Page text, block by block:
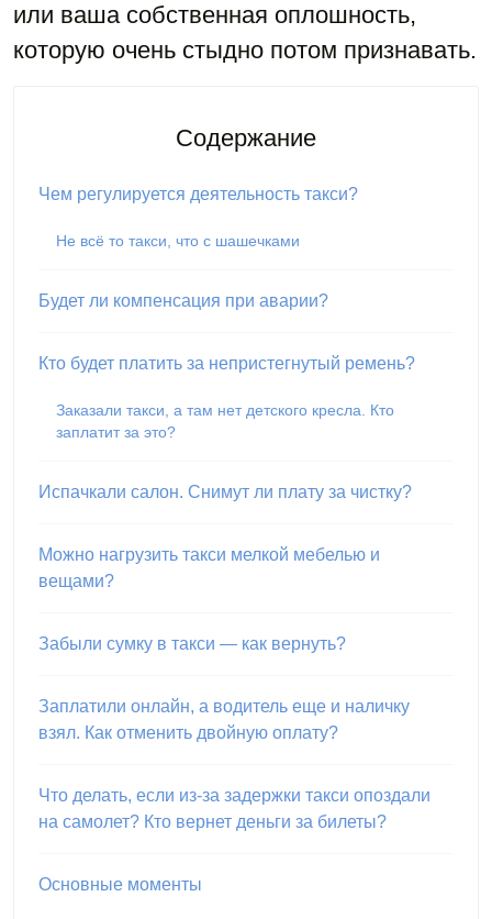
или ваша собственная оплошность,
которую очень стыдно потом признавать.
Содержание
Чем регулируется деятельность такси?
Не всё то такси, что с шашечками
Будет ли компенсация при аварии?
Кто будет платить за непристегнутый ремень?
Заказали такси, а там нет детского кресла. Кто
заплатит за это?
Испачкали салон. Снимут ли плату за чистку?
Можно нагрузить такси мелкой мебелью и
вещами?
Забыли сумку в такси — как вернуть?
Заплатили онлайн, а водитель еще и наличку
взял. Как отменить двойную оплату?
Что делать, если из-за задержки такси опоздали
на самолет? Кто вернет деньги за билеты?
Основные моменты